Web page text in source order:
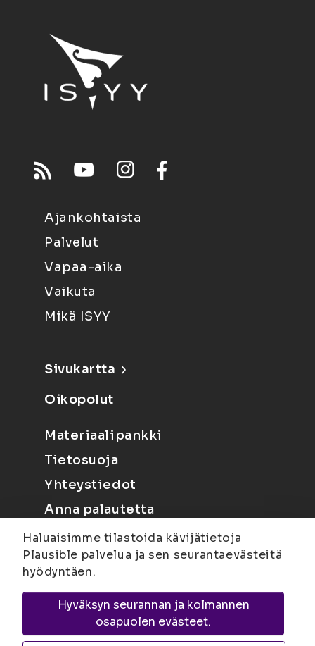
Ajankohtaista
Palvelut
Vapaa-aika
Vaikuta
Mikä ISYY
Sivukartta
Oikopolut
Materiaalipankki
Tietosuoja
Yhteystiedot
Anna palautetta
Joensuu
Suvantokatu 6, 80100 Joensuu |
KuopioYliopistonranta 15, PL 1627, 70211
Haluaisimme tilastoida kävijätietoja
Plausible palvelua ja sen seurantaevästeitä
hyödyntäen.
Hyväksyn seurannan ja kolmannen
osapuolen evästeet.